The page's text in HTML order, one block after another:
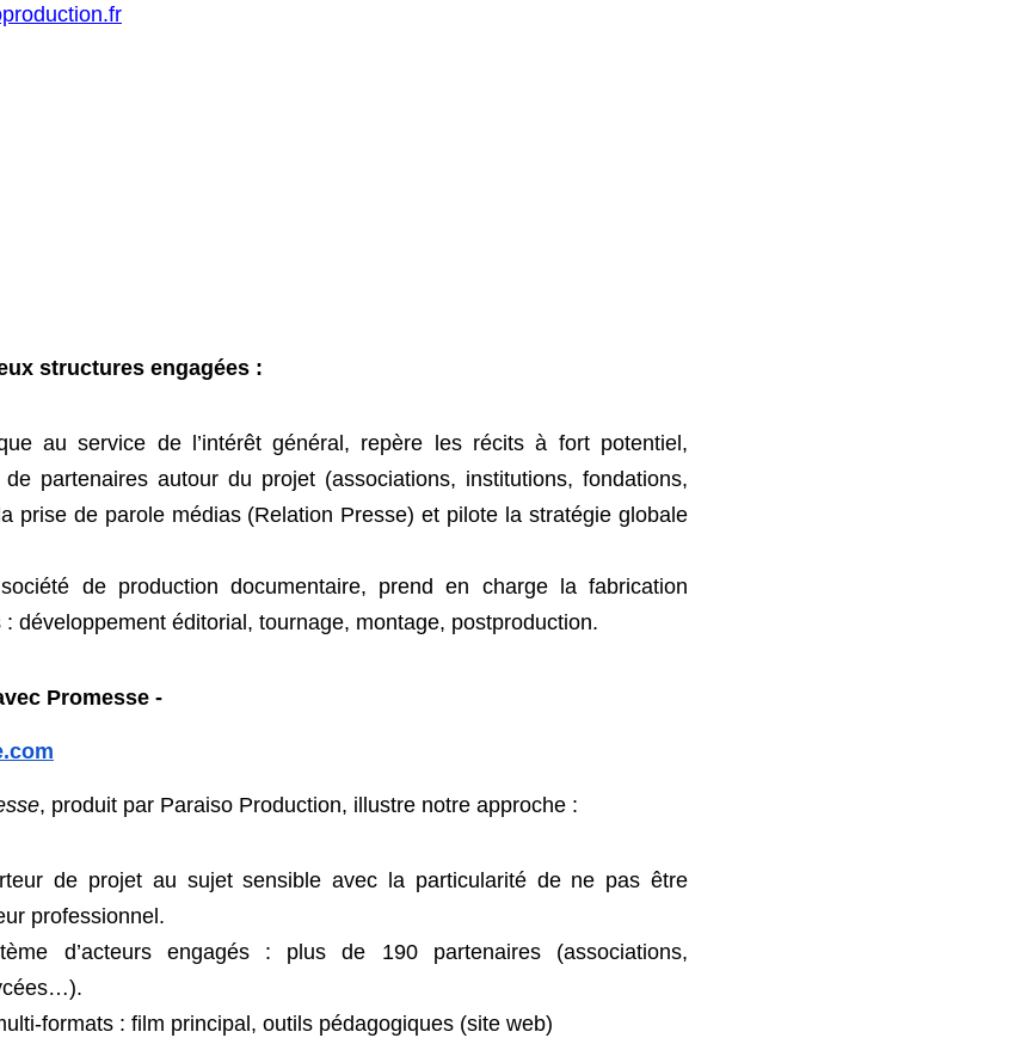
structures engagées :
au service de l’intérêt général, repère les récits à fort potentiel,
de partenaires autour du projet (associations, institutions, fondations,
la prise de parole médias (Relation Presse) et pilote la stratégie
société de production documentaire, prend en charge la fabrication
: développement éditorial, tournage, montage, postproduction.
Promesse -
, produit par Paraiso Production, illustre notre approche :
de projet au sujet sensible avec la particularité de ne pas être
professionnel.
d’acteurs engagés : plus de 190 partenaires (associations,
formats : film principal, outils pédagogiques (site web)